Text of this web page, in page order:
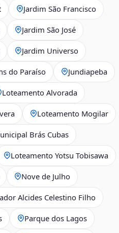
Jardim São Francisco
Jardim São José
Jardim Universo
do Paraíso Jundiapeba
Loteamento Alvorada
Loteamento Mogilar
Brás Cubas
Loteamento Yotsu Tobisawa
Nove de Julho
Alcides Celestino Filho
Parque dos Lagos